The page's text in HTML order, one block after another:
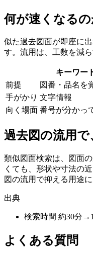
何が速くなる
似た過去図面が即座に
す。流用は、工数を減
キーワー
前提
図番・品名を
手がかり 文字情報
向く場面 番号が分かっ
過去図の流用
類似図面検索は、図面
くても、形状や寸法の
図の流用で抑える用途に
出典
検索時間 約30分
よくある質問